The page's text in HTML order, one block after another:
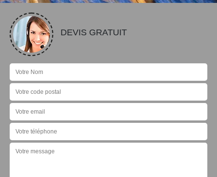
DEVIS GRATUIT